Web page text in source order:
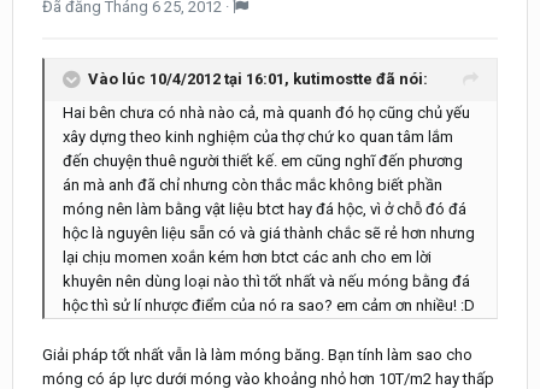
Đã đăng Tháng 6 25, 2012 ·
Vào lúc 10/4/2012 tại 16:01, kutimostte đã nói:
Hai bên chưa có nhà nào cả, mà quanh đó họ cũng chủ yếu
xây dựng theo kinh nghiệm của thợ chứ ko quan tâm lắm
đến chuyện thuê người thiết kế. em cũng nghĩ đến phương
án mà anh đã chỉ nhưng còn thắc mắc không biết phần
móng nên làm bằng vật liệu btct hay đá hộc, vì ở chỗ đó đá
hộc là nguyên liệu sẵn có và giá thành chắc sẽ rẻ hơn nhưng
lại chịu momen xoắn kém hơn btct các anh cho em lời
khuyên nên dùng loại nào thì tốt nhất và nếu móng bằng đá
hộc thì sử lí nhược điểm của nó ra sao? em cảm ơn nhiều! :D
Giải pháp tốt nhất vẫn là làm móng băng. Bạn tính làm sao cho
móng có áp lực dưới móng vào khoảng nhỏ hơn 10T/m2 hay thấp